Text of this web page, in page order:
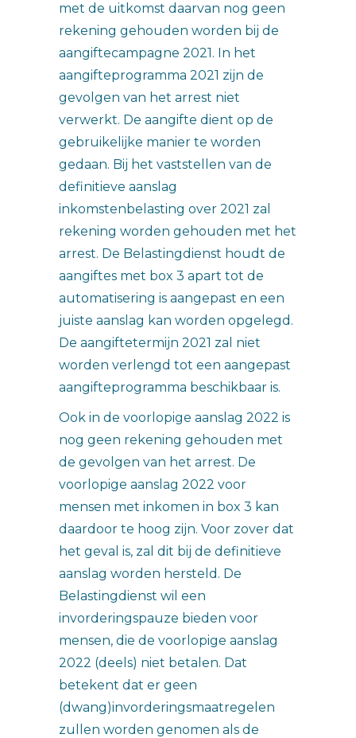
met de uitkomst daarvan nog geen
rekening gehouden worden bij de
aangiftecampagne 2021. In het
aangifteprogramma 2021 zijn de
gevolgen van het arrest niet
verwerkt. De aangifte dient op de
gebruikelijke manier te worden
gedaan. Bij het vaststellen van de
definitieve aanslag
inkomstenbelasting over 2021 zal
rekening worden gehouden met het
arrest. De Belastingdienst houdt de
aangiftes met box 3 apart tot de
automatisering is aangepast en een
juiste aanslag kan worden opgelegd.
De aangiftetermijn 2021 zal niet
worden verlengd tot een aangepast
aangifteprogramma beschikbaar is.
Ook in de voorlopige aanslag 2022 is
nog geen rekening gehouden met
de gevolgen van het arrest. De
voorlopige aanslag 2022 voor
mensen met inkomen in box 3 kan
daardoor te hoog zijn. Voor zover dat
het geval is, zal dit bij de definitieve
aanslag worden hersteld. De
Belastingdienst wil een
invorderingspauze bieden voor
mensen, die de voorlopige aanslag
2022 (deels) niet betalen. Dat
betekent dat er geen
(dwang)invorderingsmaatregelen
zullen worden genomen als de